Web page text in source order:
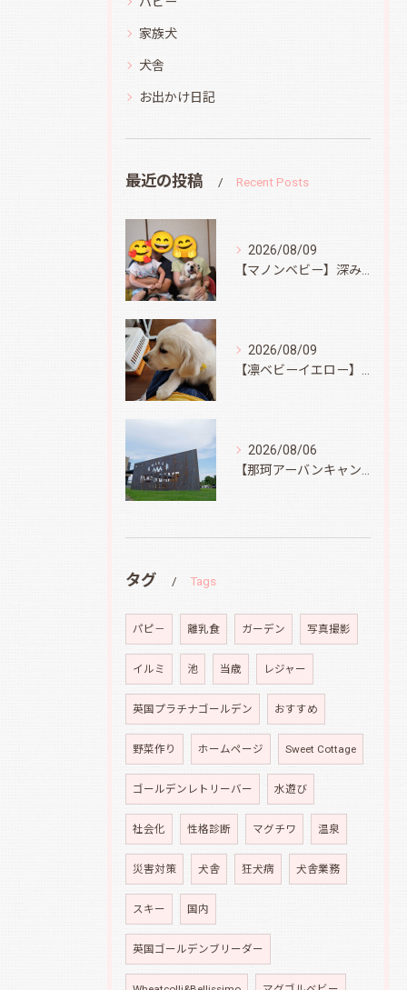
家族犬
犬舎
お出かけ日記
最近の投稿 Recent Posts
2026/08/09
2026/08/09
2026/08/06
タグ Tags
パピ－ 離乳食 ガーデン 写真撮影
イルミ 池 当歳 レジャー
英国プラチナゴールデン おすすめ
野菜作り ホームページ Sweet Cottage
ゴールデンレトリーバー 水遊び
社会化 性格診断 マグチワ 温泉
災害対策 犬舎 狂犬病 犬舎業務
スキー 国内
英国ゴールデンブリーダー